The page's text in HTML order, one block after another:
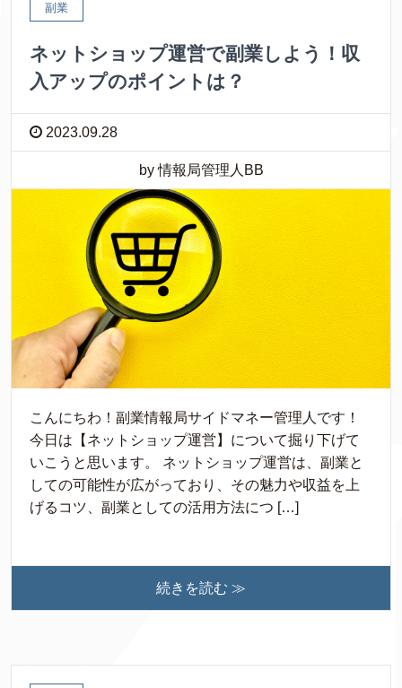
副業
ネットショップ運営で副業しよう！収
入アップのポイントは？
2023.09.28
by 情報局管理人BB
こんにちわ！副業情報局サイドマネー管理人です！
今日は【ネットショップ運営】について掘り下げて
いこうと思います。 ネットショップ運営は、副業と
しての可能性が広がっており、その魅力や収益を上
げるコツ、副業としての活用方法につ […]
続きを読む ≫